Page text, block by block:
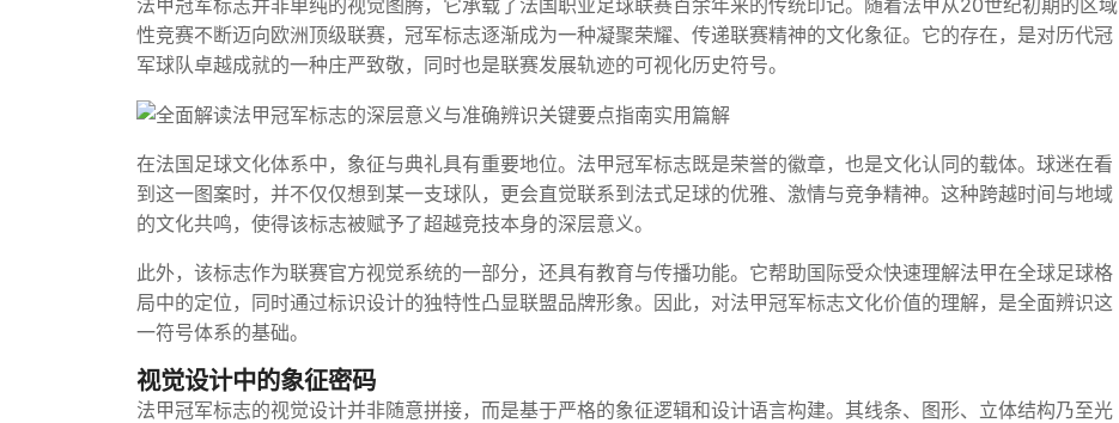
法甲冠军标志并非单纯的视觉图腾，它承载了法国职业足球联赛百余年来的传统印记。随着法甲从20世纪初期的区域
性竞赛不断迈向欧洲顶级联赛，冠军标志逐渐成为一种凝聚荣耀、传递联赛精神的文化象征。它的存在，是对历代冠
军球队卓越成就的一种庄严致敬，同时也是联赛发展轨迹的可视化历史符号。
在法国足球文化体系中，象征与典礼具有重要地位。法甲冠军标志既是荣誉的徽章，也是文化认同的载体。球迷在看
到这一图案时，并不仅仅想到某一支球队，更会直觉联系到法式足球的优雅、激情与竞争精神。这种跨越时间与地域
的文化共鸣，使得该标志被赋予了超越竞技本身的深层意义。
此外，该标志作为联赛官方视觉系统的一部分，还具有教育与传播功能。它帮助国际受众快速理解法甲在全球足球格
局中的定位，同时通过标识设计的独特性凸显联盟品牌形象。因此，对法甲冠军标志文化价值的理解，是全面辨识这
一符号体系的基础。
视觉设计中的象征密码
法甲冠军标志的视觉设计并非随意拼接，而是基于严格的象征逻辑和设计语言构建。其线条、图形、立体结构乃至光